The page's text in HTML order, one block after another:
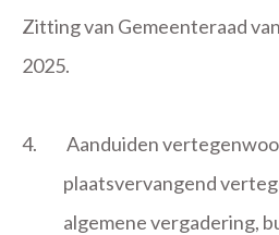
Zitting van Gemeenteraad
2025.
4.
Aanduiden
plaatsvervangend
algemene vergadering,